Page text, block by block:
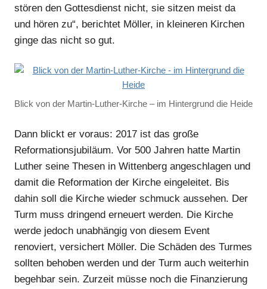
stören den Gottesdienst nicht, sie sitzen meist da
und hören zu“, berichtet Möller, in kleineren Kirchen
ginge das nicht so gut.
Blick von der Martin-Luther-Kirche – im Hintergrund die Heide
Dann blickt er voraus: 2017 ist das große
Reformationsjubiläum. Vor 500 Jahren hatte Martin
Luther seine Thesen in Wittenberg angeschlagen und
damit die Reformation der Kirche eingeleitet. Bis
dahin soll die Kirche wieder schmuck aussehen. Der
Turm muss dringend erneuert werden. Die Kirche
werde jedoch unabhängig von diesem Event
renoviert, versichert Möller. Die Schäden des Turmes
sollten behoben werden und der Turm auch weiterhin
begehbar sein. Zurzeit müsse noch die Finanzierung